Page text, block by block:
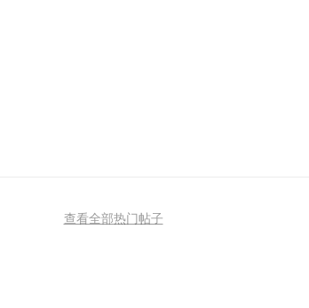
查看全部热门帖子